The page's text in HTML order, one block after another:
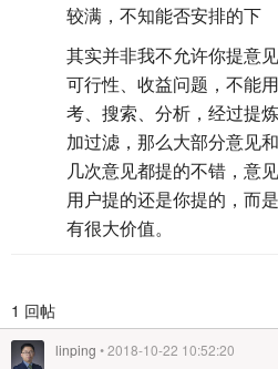
较满，不知能否安排的下
其实并非我不允许你提意
可行性、收益问题，不能
考、搜索、分析，经过提
加过滤，那么大部分意见
几次意见都提的不错，意
用户提的还是你提的，而
有很大价值。
1 回帖
linping • 2018-10-22 10:52:20